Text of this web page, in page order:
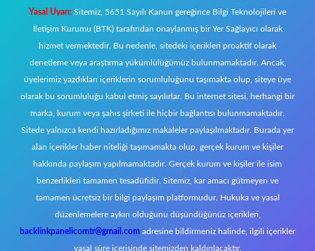
Yasal Uyarı: Sitemiz, 5651 Sayılı Kanun gereğince Bilgi Teknolojileri ve
İletişim Kurumu (BTK) tarafından onaylanmış bir Yer Sağlayıcı olarak
hizmet vermektedir. Bu nedenle, sitedeki içerikleri proaktif olarak
denetleme veya araştırma yükümlülüğümüz bulunmamaktadır. Ancak,
üyelerimiz yazdıkları içeriklerin sorumluluğunu taşımakta olup, siteye üye
olarak bu sorumluluğu kabul etmiş sayılırlar. Bu internet sitesi, herhangi bir
marka, kurum veya şahıs şirketi ile hiçbir bağlantısı bulunmamaktadır.
Sitede yalnızca kendi hazırladığımız makaleler paylaşılmaktadır. Burada yer
alan içerikler haber niteliği taşımamakta olup, gerçek kurum ve kişiler
hakkında paylaşım yapılmamaktadır. Gerçek kurum ve kişiler ile isim
benzerlikleri tamamen tesadüfidir. Sitemiz, kar amacı gütmeyen ve
tamamen ücretsiz bir bilgi paylaşım platformudur. Hukuka ve yasal
düzenlemelere aykırı olduğunu düşündüğünüz içerikleri,
backlinkpanelicomtr@gmail.com adresine bildirmeniz halinde, ilgili içerikler
yasal süre içerisinde sitemizden kaldırılacaktır.